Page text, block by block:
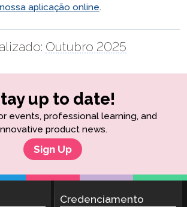
aplicação online.
Outubro 2025
up to date!
events, professional learning, and
product news.
Sign Up
Credenciamento